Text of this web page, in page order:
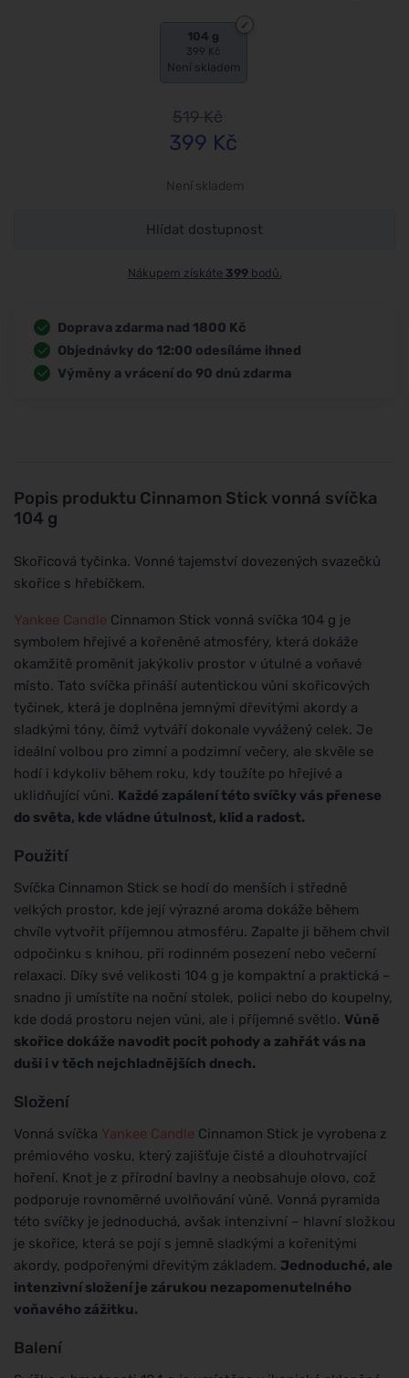
Popis produktu Cinnamon Stick vonná svíčka
104 g
Skořicová tyčinka. Vonné tajemství dovezených svazečků
skořice s hřebíčkem.
Yankee Candle Cinnamon Stick vonná svíčka 104 g je
symbolem hřejivé a kořeněné atmosféry, která dokáže
okamžitě proměnit jakýkoliv prostor v útulné a voňavé
místo. Tato svíčka přináší autentickou vůni skořicových
tyčinek, která je doplněna jemnými dřevitými akordy a
sladkými tóny, čímž vytváří dokonale vyvážený celek. Je
ideální volbou pro zimní a podzimní večery, ale skvěle se
hodí i kdykoliv během roku, kdy toužíte po hřejivé a
uklidňující vůni. Každé zapálení této svíčky vás přenese
do světa, kde vládne útulnost, klid a radost.
Použití
Svíčka Cinnamon Stick se hodí do menších i středně
velkých prostor, kde její výrazné aroma dokáže během
chvíle vytvořit příjemnou atmosféru. Zapalte ji během chvil
odpočinku s knihou, při rodinném posezení nebo večerní
relaxaci. Díky své velikosti 104 g je kompaktní a praktická –
snadno ji umístíte na noční stolek, polici nebo do koupelny,
kde dodá prostoru nejen vůni, ale i příjemné světlo. Vůně
skořice dokáže navodit pocit pohody a zahřát vás na
duši i v těch nejchladnějších dnech.
Složení
Vonná svíčka Yankee Candle Cinnamon Stick je vyrobena z
prémiového vosku, který zajišťuje čisté a dlouhotrvající
hoření. Knot je z přírodní bavlny a neobsahuje olovo, což
podporuje rovnoměrné uvolňování vůně. Vonná pyramida
této svíčky je jednoduchá, avšak intenzivní – hlavní složkou
je skořice, která se pojí s jemně sladkými a kořenitými
akordy, podpořenými dřevitým základem. Jednoduché, ale
intenzivní složení je zárukou nezapomenutelného
voňavého zážitku.
Balení
104 g
399 Kč
Není skladem
519Kč
399 Kč
Není skladem
Hlídat dostupnost
Nákupem získáte 399bodů.
Doprava zdarma nad 1800 Kč
Objednávky do 12:00 odesíláme ihned
Výměny a vrácení do 90 dnů zdarma